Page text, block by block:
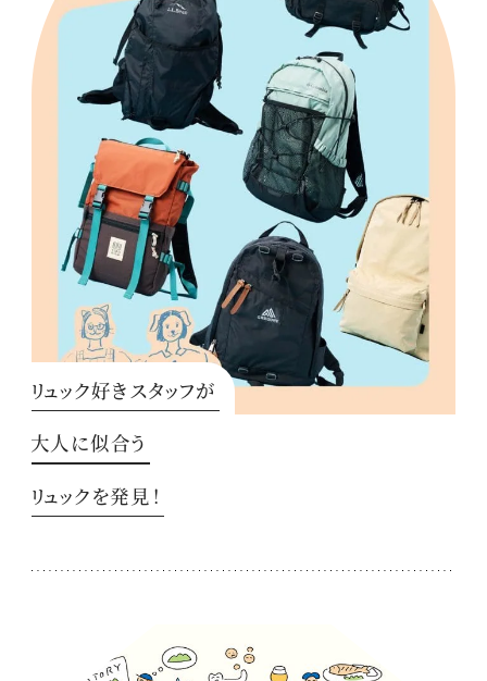
リュック好きスタッフが
大人に似合う
リュックを発見！